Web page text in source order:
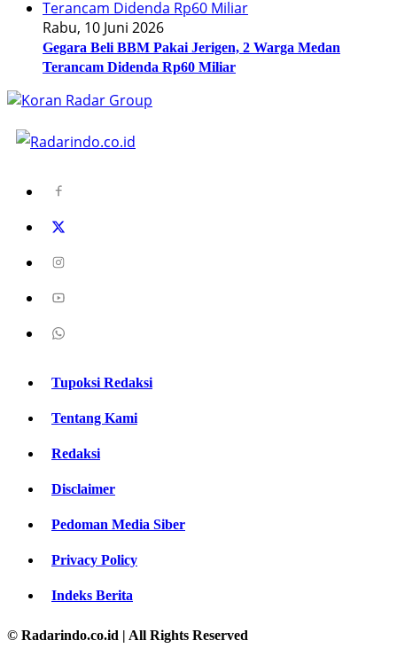
Rabu, 10 Juni 2026
Gegara Beli BBM Pakai Jerigen, 2 Warga Medan
Terancam Didenda Rp60 Miliar
Tupoksi Redaksi
Tentang Kami
Redaksi
Disclaimer
Pedoman Media Siber
Privacy Policy
Indeks Berita
© Radarindo.co.id | All Rights Reserved